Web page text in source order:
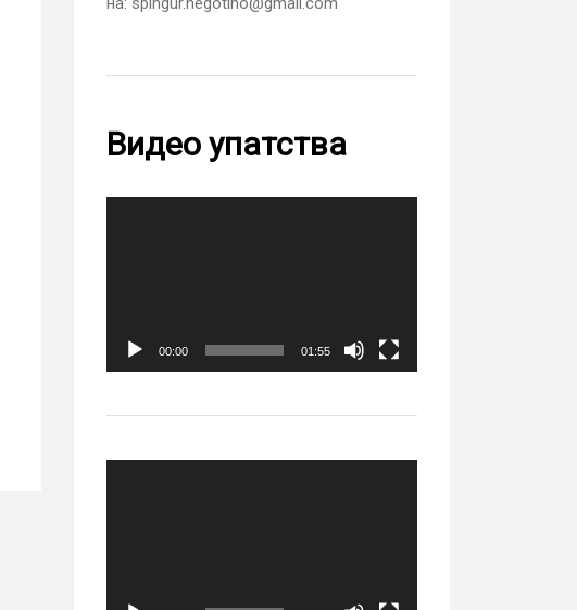
Видео упатства
00:00 01:55